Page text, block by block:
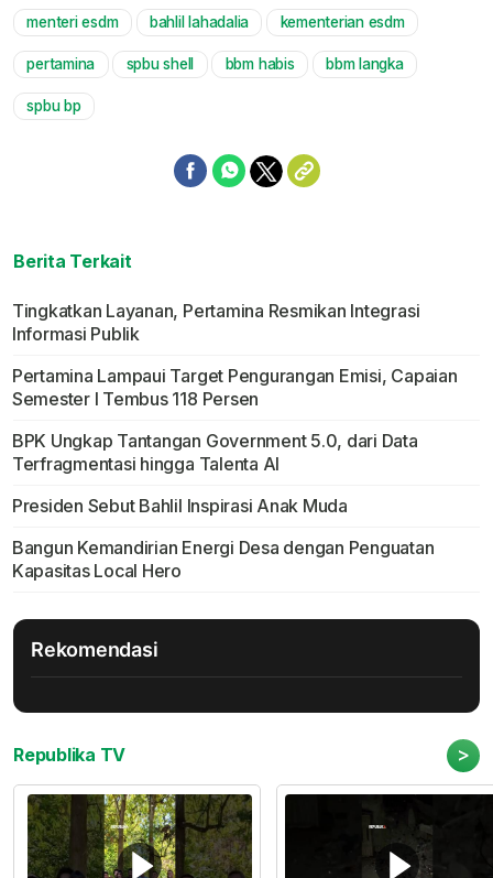
Mute
menteri esdm bahlil lahadalia kementerian esdm
pertamina spbu shell bbm habis bbm langka
spbu bp
Berita Terkait
Tingkatkan Layanan, Pertamina Resmikan Integrasi
Informasi Publik
Pertamina Lampaui Target Pengurangan Emisi, Capaian
Semester I Tembus 118 Persen
BPK Ungkap Tantangan Government 5.0, dari Data
Terfragmentasi hingga Talenta AI
Presiden Sebut Bahlil Inspirasi Anak Muda
Bangun Kemandirian Energi Desa dengan Penguatan
Kapasitas Local Hero
Rekomendasi
Republika TV >